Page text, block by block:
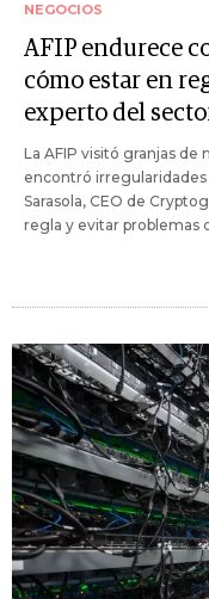
NEGOCIOS
AFIP endurece
cómo estar en
experto del
La AFIP visitó granjas
encontró
Sarasola, CEO de
regla y evitar problemas